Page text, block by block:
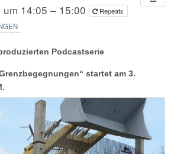
14:05 – 15:00
Repeats
Podcastserie
startet am 3.